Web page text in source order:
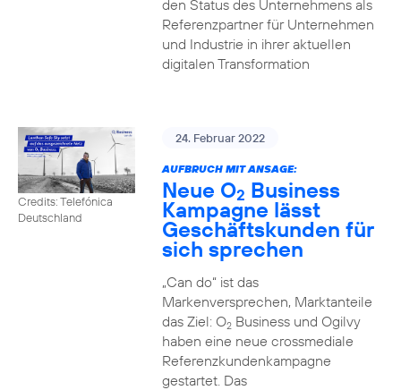
den Status des Unternehmens als
Referenzpartner für Unternehmen
und Industrie in ihrer aktuellen
digitalen Transformation
Credits: Telefónica
Deutschland
24. Februar 2022
AUFBRUCH MIT ANSAGE:
Neue O2 Business
Kampagne lässt
Geschäftskunden für
sich sprechen
„Can do“ ist das
Markenversprechen, Marktanteile
das Ziel: O2Business und Ogilvy
haben eine neue crossmediale
Referenzkundenkampagne
gestartet. Das